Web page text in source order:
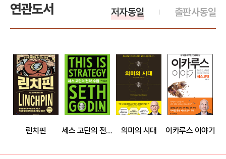
연관도서 출판사동일
저자동일
린치핀 세스 고딘의 전략 수업 의미의 시대 이카루스 이야기